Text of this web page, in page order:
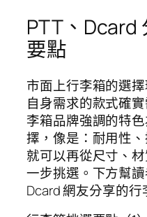
PTT、Dcard
要點
市面上行李箱的選
自身需求的款式確
李箱品牌強調的特
擇，像是：耐用性
就可以再從尺寸、
一步挑選。下方幫讀
Dcard 網友分享的行